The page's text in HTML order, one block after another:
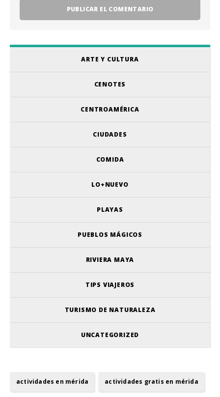
ARTE Y CULTURA
CENOTES
CENTROAMÉRICA
CIUDADES
COMIDA
LO+NUEVO
PLAYAS
PUEBLOS MÁGICOS
RIVIERA MAYA
TIPS VIAJEROS
TURISMO DE NATURALEZA
UNCATEGORIZED
actividades en mérida actividades gratis en mérida